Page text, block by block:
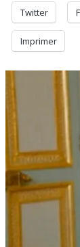
Twitter
Imprimer